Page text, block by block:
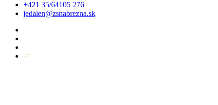
+421 35/64105 276
jedalen@zsnabrezna.sk